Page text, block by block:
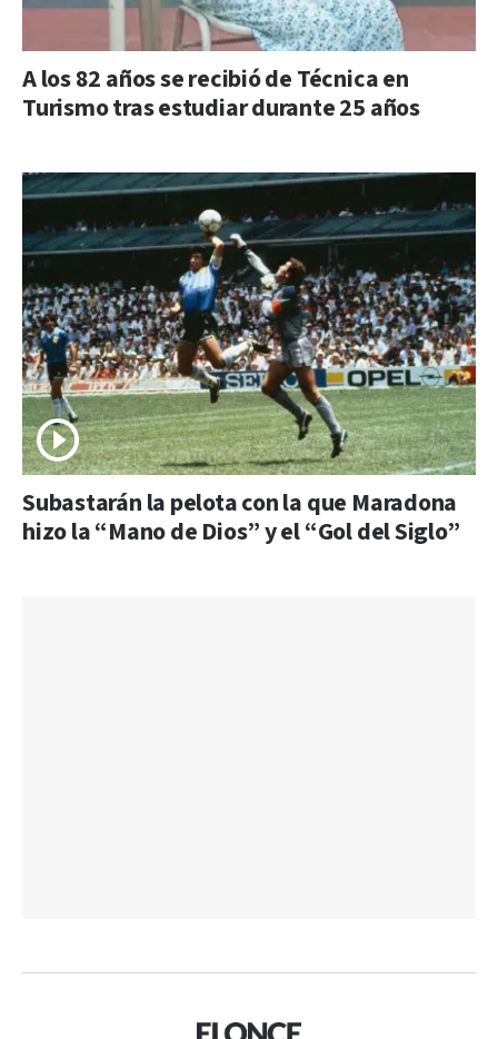
A los 82 años se recibió de Técnica en
Turismo tras estudiar durante 25 años
Subastarán la pelota con la que Maradona
hizo la “Mano de Dios” y el “Gol del Siglo”